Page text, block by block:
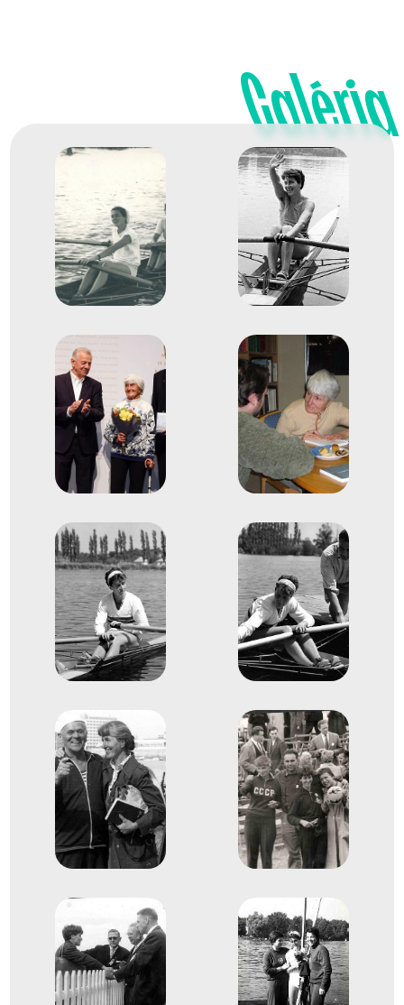
London (Willesden)
Nagy-Britannia
Evezés Európa-bajnokság
Evezős Egypárevezős (1x)
1961
Csehszlovákia
Evezés Európa-bajnokság
Evezős Egypárevezős (1x)
1955
1955. aug.
Evezés Európa-bajnokság
Evezős Egypárevezős (1x) 3
1956
Jugoszlávia
Evezés Európa-bajnokság
Galéria